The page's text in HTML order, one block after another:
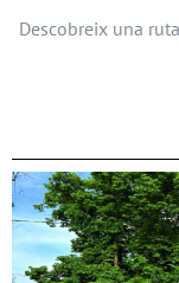
Descobreix una